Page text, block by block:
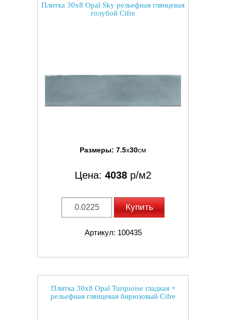
Плитка 30x8 Opal Sky рельефная глянцевая
голубой Cifre
Размеры: 7.5x30см
Цена: 4038 р/м2
Купить
Артикул: 100435
Плитка 30x8 Opal Turquoise гладкая +
рельефная глянцевая бирюзовый Cifre